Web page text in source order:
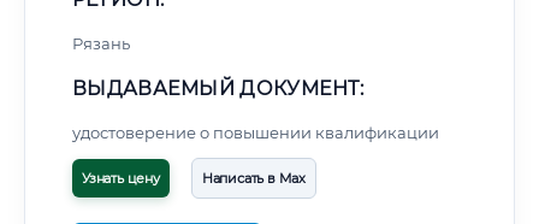
Рязань
ВЫДАВАЕМЫЙ ДОКУМЕНТ:
удостоверение о повышении квалификации
Узнать цену Написать в Max